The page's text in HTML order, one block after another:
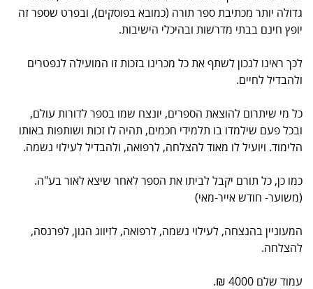
גדולה יותר מכתיבת ספר תורה (כמובא בפוסקים), ובפרט שספר זה
יופץ חינם בבתי מדרשות ובהיכלי הישיבות.
לכך ראינו לנכון לשתף את כל מכרינו בזכות זו המועילה לנפטרים
ולהבדיל לחיים.
כל מי שיתרום להוצאת הספרים, יונצח שמו בספר לדורות עולם,
ובכל פעם שילמדו בו תלמידי חכמים, תהיה לו זכות ושותפות באותו
הלימוד. ויועיל לו מאוד להצלחה, לרפואה, ולהבדיל לעילוי נשמה.
כמו כן, כל תורם יקבל לביתו את הספר לאחר שיצא לאור בע"ה.
(משוער- חודש אייר-מאי)
המעוניין בהנצחה, לעילוי נשמה, לרפואה, לזיווג הגון, לפרנסה,
להצלחה.
עמוד שלם 4000 ₪.